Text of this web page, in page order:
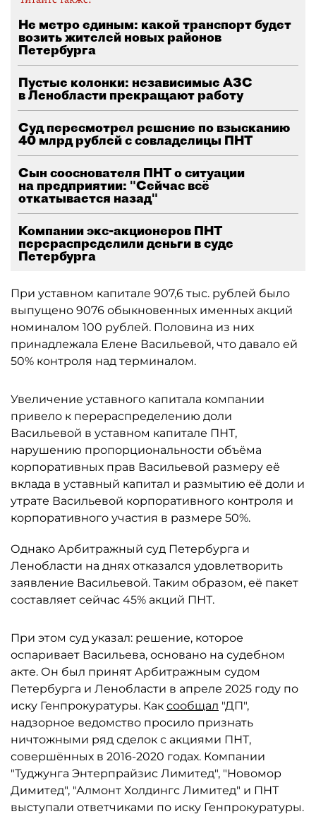
Не метро единым: какой транспорт будет
возить жителей новых районов
Петербурга
Пустые колонки: независимые АЗС
в Ленобласти прекращают работу
Суд пересмотрел решение по взысканию
40 млрд рублей с совладелицы ПНТ
Сын сооснователя ПНТ о ситуации
на предприятии: "Сейчас всё
откатывается назад"
Компании экс-акционеров ПНТ
перераспределили деньги в суде
Петербурга
При уставном капитале 907,6 тыс. рублей было
выпущено 9076 обыкновенных именных акций
номиналом 100 рублей. Половина из них
принадлежала Елене Васильевой, что давало ей
50% контроля над терминалом.
Увеличение уставного капитала компании
привело к перераспределению доли
Васильевой в уставном капитале ПНТ,
нарушению пропорциональности объёма
корпоративных прав Васильевой размеру её
вклада в уставный капитал и размытию её доли и
утрате Васильевой корпоративного контроля и
корпоративного участия в размере 50%.
Однако Арбитражный суд Петербурга и
Ленобласти на днях отказался удовлетворить
заявление Васильевой. Таким образом, её пакет
составляет сейчас 45% акций ПНТ.
При этом суд указал: решение, которое
оспаривает Васильева, основано на судебном
акте. Он был принят Арбитражным судом
Петербурга и Ленобласти в апреле 2025 году по
иску Генпрокуратуры. Как сообщал "ДП",
надзорное ведомство просило признать
ничтожными ряд сделок с акциями ПНТ,
совершённых в 2016-2020 годах. Компании
"Туджунга Энтерпрайзис Лимитед", "Новомор
Димитед", "Алмонт Холдингс Лимитед" и ПНТ
выступали ответчиками по иску Генпрокуратуры.